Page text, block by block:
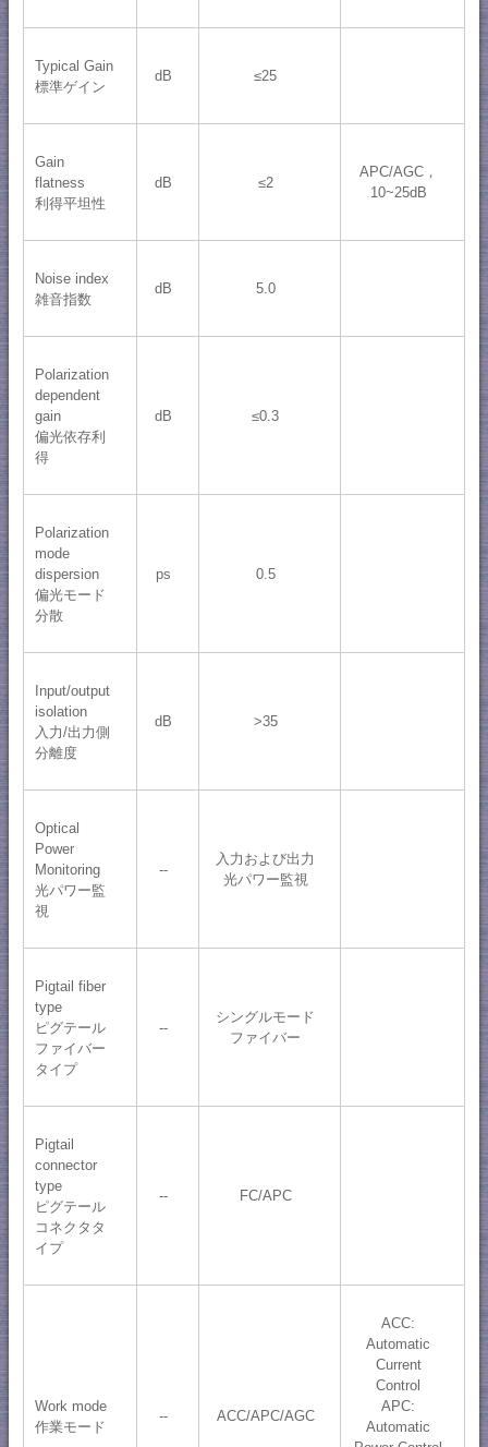
Typical Gain
標準ゲイン
dB ≤25
Gain
flatness
利得平坦性
dB ≤2
APC/AGC，
10~25dB
Noise index
雑音指数
dB 5.0
Polarization
dependent
gain
偏光依存利
得
dB ≤0.3
Polarization
mode
dispersion
偏光モード
分散
ps 0.5
Input/output
isolation
入力/出力側
分離度
dB >35
Optical
Power
Monitoring
光パワー監
視
--
入力および出力
光パワー監視
Pigtail fiber
type
ピグテール
ファイバー
タイプ
--
シングルモード
ファイバー
Pigtail
connector
type
ピグテール
コネクタタ
イプ
-- FC/APC
Work mode
作業モード
-- ACC/APC/AGC
ACC:
Automatic
Current
Control
APC:
Automatic